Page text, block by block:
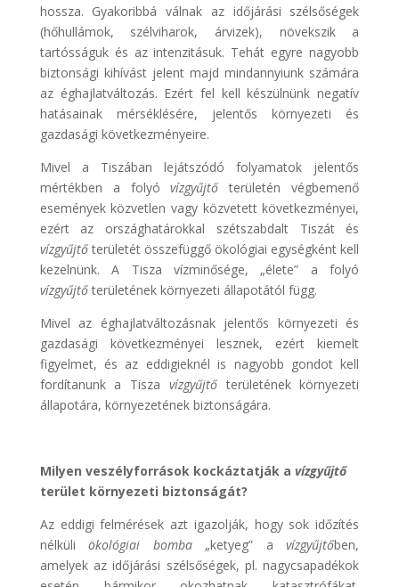
hossza. Gyakoribbá válnak az időjárási szélsőségek
(hőhullámok, szélviharok, árvizek), növekszik a
tartósságuk és az intenzitásuk. Tehát egyre nagyobb
biztonsági kihívást jelent majd mindannyiunk számára
az éghajlatváltozás. Ezért fel kell készülnünk negatív
hatásainak mérséklésére, jelentős környezeti és
gazdasági következményeire.
Mivel a Tiszában lejátszódó folyamatok jelentős
mértékben a folyóvízgyűjtő területén végbemenő
események közvetlen vagy közvetett következményei,
ezért az országhatárokkal szétszabdalt Tiszát és
vízgyűjtőterületét összefüggő ökológiai egységként kell
kezelnünk. A Tisza vízminősége, „élete” a folyó
vízgyűjtőterületének környezeti állapotától függ.
Mivel az éghajlatváltozásnak jelentős környezeti és
gazdasági következményei lesznek, ezért kiemelt
figyelmet, és az eddigieknél is nagyobb gondot kell
fordítanunk a Tisza vízgyűjtőterületének környezeti
állapotára, környezetének biztonságára.
Milyen veszélyforrások kockáztatják a vízgyűjtő
terület környezeti biztonságát?
Az eddigi felmérések azt igazolják, hogy sok időzítés
nélküliökológiai bomba„ketyeg” avízgyűjtőben,
amelyek az időjárási szélsőségek, pl. nagycsapadékok